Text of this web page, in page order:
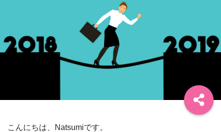
こんにちは、Natsumiです。